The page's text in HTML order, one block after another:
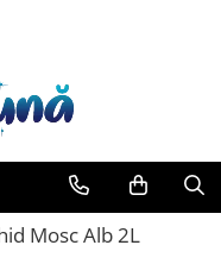
Mosc Alb 2L